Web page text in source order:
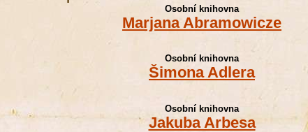
Osobní knihovna
Marjana Abramowicze
Osobní knihovna
Šimona Adlera
Osobní knihovna
Jakuba Arbesa